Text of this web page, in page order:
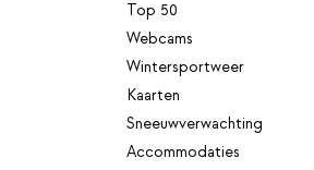
Top 50
Webcams
Wintersportweer
Kaarten
Sneeuwverwachting
Accommodaties